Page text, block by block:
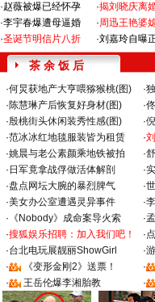
·赵薇被爆已经怀孕
·李宇春爆遭母逼婚
·圣诞节明信片八折
·揭刘晓庆离
·周迅王艳婆
·刘嘉玲自曝
茶 余 饭 后
·何炅获地产大亨喂猕猴桃(图) ·
·陈慧琳产后恢复好身材(图) ·
·殷桃街头休闲装秀性感(图) ·
·范冰冰红地毯服装皆为租赁 ·
·姚晨与老公素颜乘地铁被拍 ·
· 日军竟拿战俘做活体解剖 ·
·盘点网坛大腕的暴烈脾气 ·
·美女办公室遭遇灵异事件 ·
· 《Nobody》成命案导火索 ·
·搜狐娱乐招聘：加入我们吧！ ·
·台北电玩展靓丽ShowGirl ·
·
《变形金刚2》送票！ ·
·
王岳伦爆李湘胎教 ·